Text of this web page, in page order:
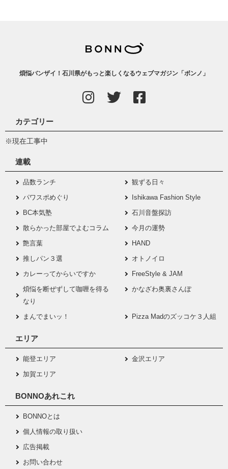
煩悩バンザイ！石川県がもっと楽しくなるウェブマガジン「ボンノ」
カテゴリー
※現在工事中
連載
品数ランチ
観ずる日々
パワスポめぐり
Ishikawa Fashion Style
BC本気塾
石川音盤探訪
散らかった部屋でよむコラム
今月の運勢
艶言葉
HAND
推しパン３選
オトノイロ
カレーってからいですか
FreeStyle & JAM
煩悩を断ぜずして咖喱を得る
なり
かなざわ奥裏さんぽ
まんでまいッ！ Pizza Madのズッコケ３人組
エリア
能登エリア
金沢エリア
加賀エリア
BONNOあれこれ
BONNOとは
個人情報の取り扱い
広告掲載
お問い合わせ